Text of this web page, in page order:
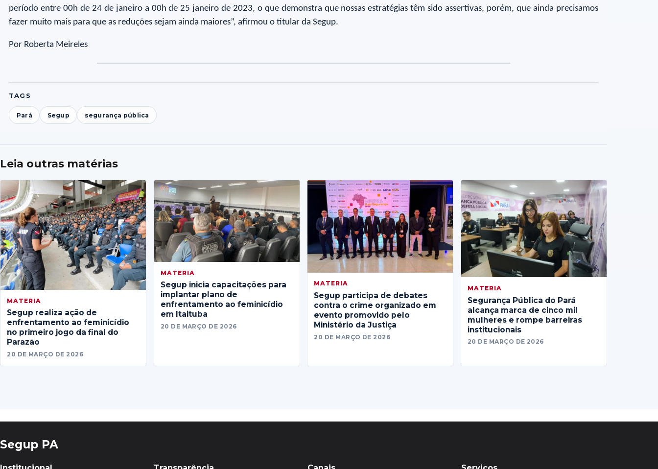
período entre 00h de 24 de janeiro a 00h de 25 janeiro de 2023, o que demonstra que nossas estratégias têm sido assertivas, porém, que ainda precisamos
fazer muito mais para que as reduções sejam ainda maiores”, afirmou o titular da Segup.
Por Roberta Meireles
TAGS
Pará Segup segurança pública
Leia outras matérias
MATERIA
Segup realiza ação de
enfrentamento ao feminicídio
no primeiro jogo da final do
Parazão
20 DE MARÇO DE 2026
MATERIA
Segup inicia capacitações para
implantar plano de
enfrentamento ao feminicídio
em Itaituba
20 DE MARÇO DE 2026
MATERIA
Segup participa de debates
contra o crime organizado em
evento promovido pelo
Ministério da Justiça
20 DE MARÇO DE 2026
MATERIA
Segurança Pública do Pará
alcança marca de cinco mil
mulheres e rompe barreiras
institucionais
20 DE MARÇO DE 2026
Segup PA